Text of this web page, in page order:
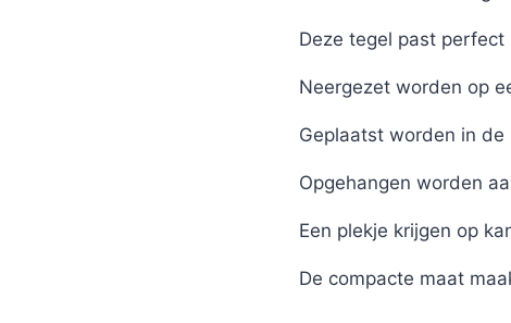
Deze tegel past
Neergezet worden op
Geplaatst worden in de
Opgehangen worden
Een plekje krijgen op
De compacte maat